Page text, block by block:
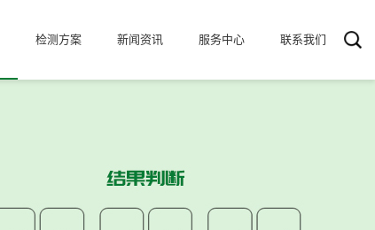
检测方案 新闻资讯 服务中心 联系我们